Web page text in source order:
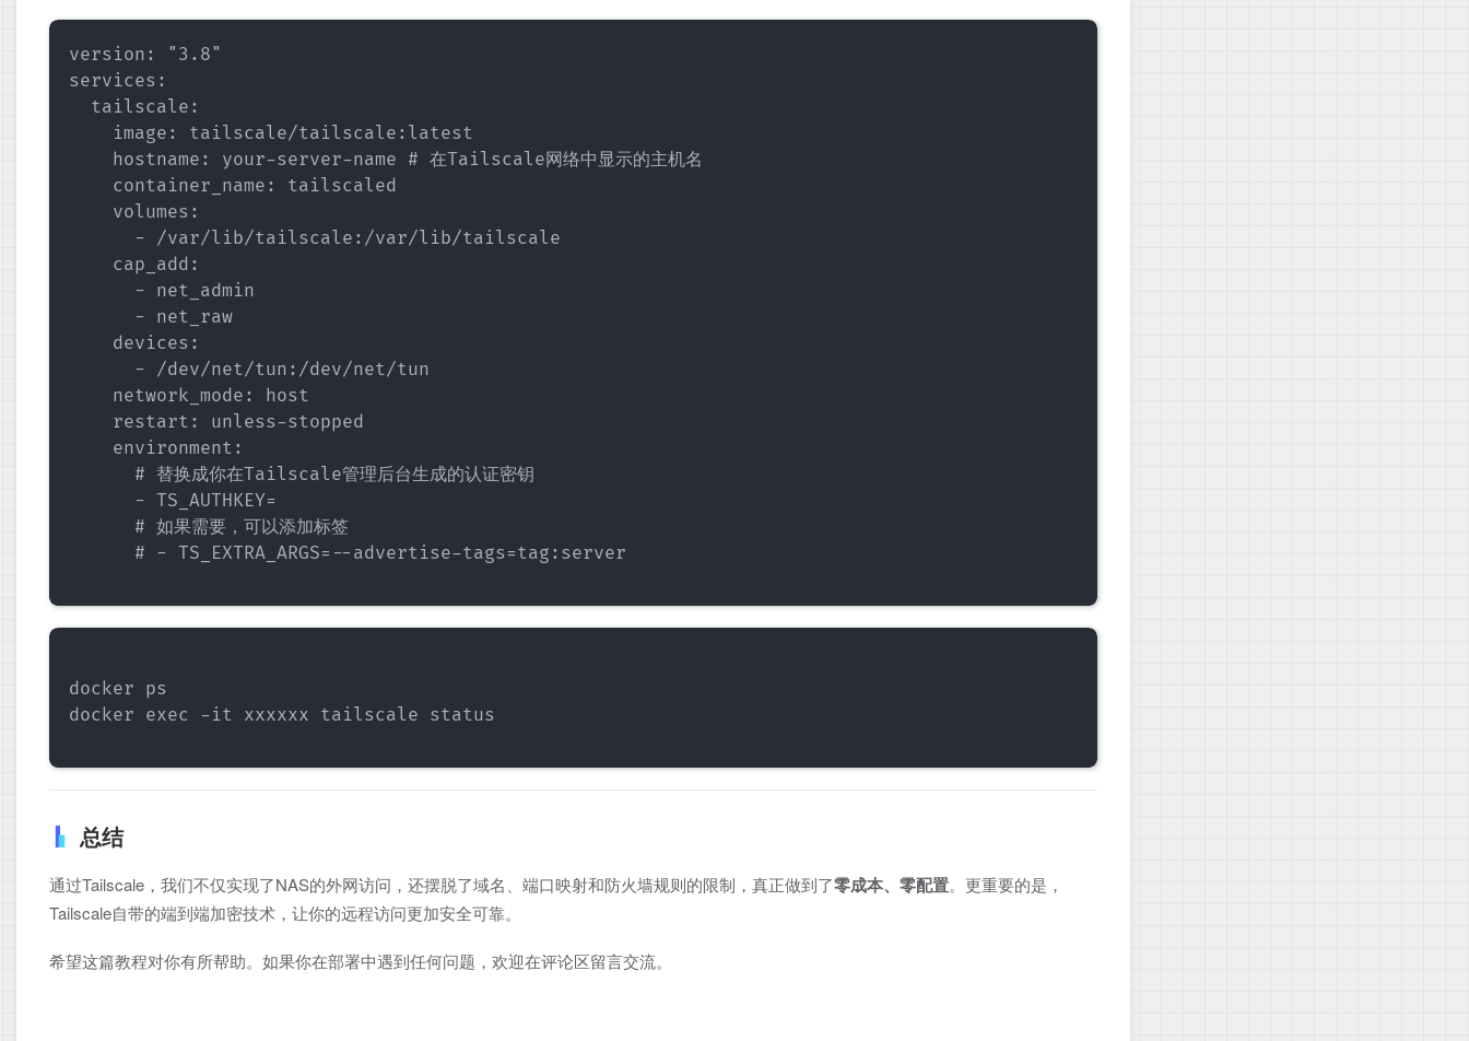
version: "3.8"
services:
  tailscale:
    image: tailscale/tailscale:latest
    hostname: your-server-name # 在Tailscale网络中显示的主机名
    container_name: tailscaled
    volumes:
      - /var/lib/tailscale:/var/lib/tailscale
    cap_add:
      - net_admin
      - net_raw
    devices:
      - /dev/net/tun:/dev/net/tun
    network_mode: host
    restart: unless-stopped
    environment:
      # 替换成你在Tailscale管理后台生成的认证密钥
      - TS_AUTHKEY=
      # 如果需要，可以添加标签
      # - TS_EXTRA_ARGS=--advertise-tags=tag:server
docker ps
docker exec -it xxxxxx tailscale status
总结
通过Tailscale，我们不仅实现了NAS的外网访问，还摆脱了域名、端口映射和防火墙规则的限制，真正做到了零成本、零配置。更重要的是，
Tailscale自带的端到端加密技术，让你的远程访问更加安全可靠。
希望这篇教程对你有所帮助。如果你在部署中遇到任何问题，欢迎在评论区留言交流。